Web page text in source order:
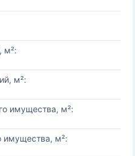
м²:
м²:
имущества, м²:
м²: